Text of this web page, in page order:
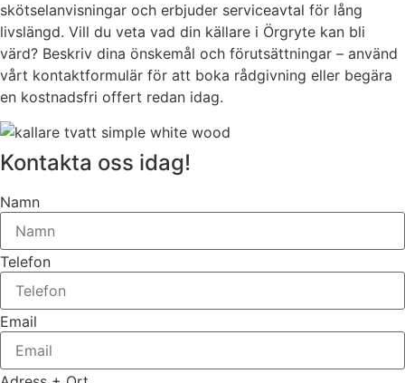
skötselanvisningar och erbjuder serviceavtal för lång
livslängd. Vill du veta vad din källare i Örgryte kan bli
värd? Beskriv dina önskemål och förutsättningar – använd
vårt kontaktformulär för att boka rådgivning eller begära
en kostnadsfri offert redan idag.
Kontakta oss idag!
Namn
Telefon
Email